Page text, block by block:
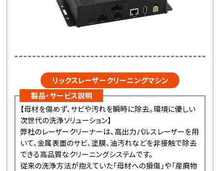
リックスレーザークリーニングマシン
製品・サービス説明
【母材を傷めず、サビや汚れを瞬時に除去。環境に優しい
次世代の洗浄ソリューション】
弊社のレーザークリーナーは、高出力パルスレーザーを用
いて、金属表面のサビ、塗膜、油汚れなどを非接触で除去
できる高品質なクリーニングシステムです。
従来の洗浄方法が抱えていた「母材への損傷」や「産廃物